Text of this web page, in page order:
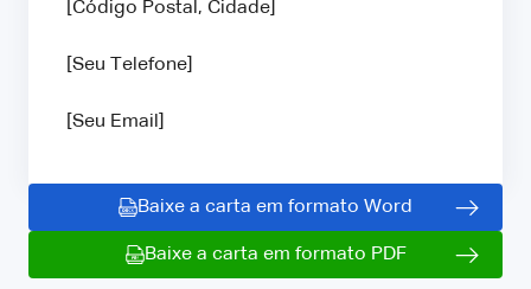
[Código Postal, Cidade]
[Seu Telefone]
[Seu Email]
Baixe a carta em formato Word
Baixe a carta em formato PDF